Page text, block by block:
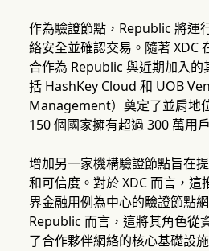
作為驗證節點，Republic 將運
絡安全並確認交易。隨著 XDC
合作為 Republic 與近期加入的
括 HashKey Cloud 和 UOB
Management）奠定了並肩地
150 個國家擁有超過 300 萬用
增加另一家機構驗證節點旨在
和可信度。對於 XDC 而言，這
界金融用例為中心的驗證節點
Republic 而言，這將其角色從
了合作夥伴網絡的核心基礎設施